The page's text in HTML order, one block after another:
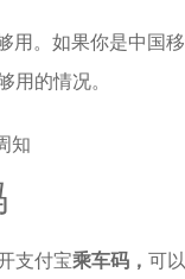
用。如果你是中国
用的情况。
支付宝乘车码， 可